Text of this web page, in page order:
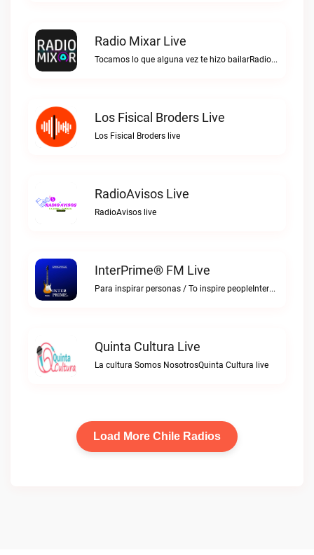
Radio Mixar Live
Tocamos lo que alguna vez te hizo bailarRadio Mixar live
Los Fisical Broders Live
Los Fisical Broders live
RadioAvisos Live
RadioAvisos live
InterPrime® FM Live
Para inspirar personas / To inspire peopleInterPrime® FM live
Quinta Cultura Live
La cultura Somos NosotrosQuinta Cultura live
Load More Chile Radios